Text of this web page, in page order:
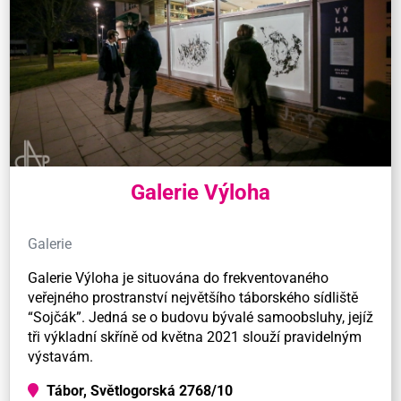
Galerie Výloha
Galerie
Galerie Výloha je situována do frekventovaného
veřejného prostranství největšího táborského sídliště
“Sojčák”. Jedná se o budovu bývalé samoobsluhy, jejíž
tři výkladní skříně od května 2021 slouží pravidelným
výstavám.
Tábor, Světlogorská 2768/10